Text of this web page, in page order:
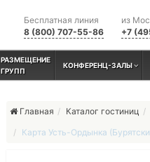
из
+7
Бесплатная линия
8 (800) 707-55-86
РАЗМЕЩЕНИЕ
ГРУПП
КОНФЕРЕНЦ-ЗАЛЫ
Главная
Каталог гостиниц
Карта Усть-Ордынка